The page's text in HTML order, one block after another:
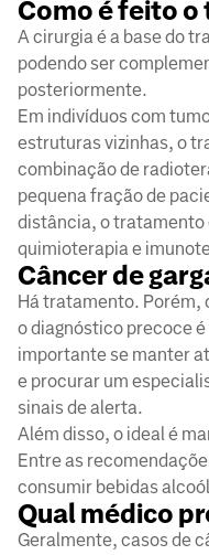
Como é feito
A cirurgia é a base do
podendo ser
posteriormente.
Em indivíduos com
estruturas vizinhas, o
combinação de
pequena fração de
distância, o
quimioterapia e
Câncer de
Há tratamento. Porém,
o diagnóstico precoce
importante se manter
e procurar um
sinais de alerta.
Além disso, o ideal é
Entre as
consumir bebidas
Qual médico
Geralmente, casos de